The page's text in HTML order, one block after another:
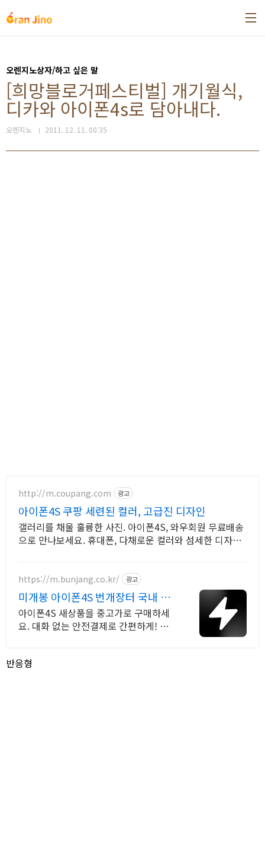
오렌지노상자/하고 싶은 말
[희망블로거페스티벌] 개기월식,
디카와 아이폰4s로 담아내다.
오렌지노 2011. 12. 11. 00:35
http://m.coupang.com 광고
아이폰4S 쿠팡 세련된 컬러, 고급진 디자인
갤러리를 채울 훌륭한 사진. 아이폰4S, 와우회원 무료배송
으로 만나보세요. 휴대폰, 다채로운 컬러와 섬세한 디자인
https://m.bunjang.co.kr/ 광고
미개봉 아이폰4S 번개장터 국내 최
대 브랜드 중고거래
아이폰4S 새상품을 중고가로 구매하세
요. 대화 없는 안전결제로 간편하게! 전
반응형